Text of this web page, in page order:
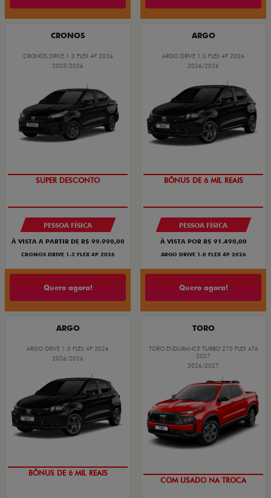
CRONOS
CRONOS DRIVE 1.3 FLEX 4P 2026
2025/2026
SUPER DESCONTO
PESSOA FÍSICA
À VISTA A PARTIR DE R$ 99.990,00
CRONOS DRIVE 1.3 FLEX 4P 2026
Quero agora!
ARGO
ARGO DRIVE 1.0 FLEX 4P 2026
2026/2026
BÔNUS DE 6 MIL REAIS
PESSOA FÍSICA
À VISTA POR R$ 91.490,00
ARGO DRIVE 1.0 FLEX 4P 2026
Quero agora!
ARGO
ARGO DRIVE 1.0 FLEX 4P 2026
2026/2026
BÔNUS DE 6 MIL REAIS
TORO
TORO ENDURANCE TURBO 270 FLEX AT6
2027
2026/2027
COM USADO NA TROCA